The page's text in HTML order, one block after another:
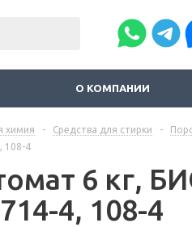
О КОМПАНИИ
химия - Средства для стирки -
108-4
6 кг,
4, 108-4